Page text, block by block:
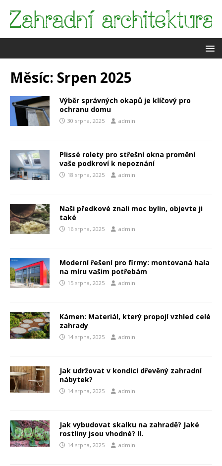
Měsíc: Srpen 2025
Výběr správných okapů je klíčový pro
ochranu domu
30 srpna, 2025 admin
Plissé rolety pro střešní okna promění
vaše podkroví k nepoznání
18 srpna, 2025 admin
Naši předkové znali moc bylin, objevte ji
také
16 srpna, 2025 admin
Moderní řešení pro firmy: montovaná hala
na míru vašim potřebám
15 srpna, 2025 admin
Kámen: Materiál, který propojí vzhled celé
zahrady
14 srpna, 2025 admin
Jak udržovat v kondici dřevěný zahradní
nábytek?
14 srpna, 2025 admin
Jak vybudovat skalku na zahradě? Jaké
rostliny jsou vhodné? II.
14 srpna, 2025 admin